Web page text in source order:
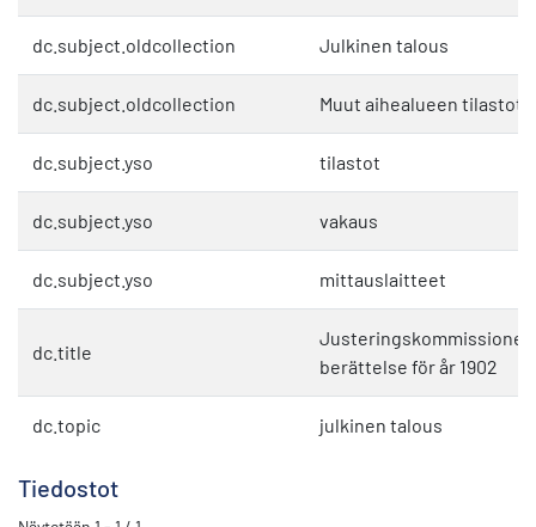
dc.subject.oldcollection Julkinen talous
dc.subject.oldcollection Muut aihealueen tilastot
dc.subject.yso tilastot
dc.subject.yso vakaus
dc.subject.yso mittauslaitteet
dc.title
berättelse för år 1902
dc.topic julkinen talous
Tiedostot